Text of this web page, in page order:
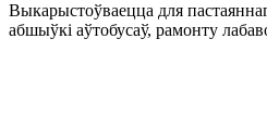
Выкарыстоўваецца для
абшыўкі аўтобусаў, рамонту